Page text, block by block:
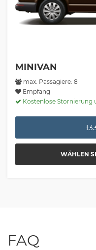
MINIVAN
max. Passagiere: 8
Empfang
Kostenlose Stornierung
WÄHLEN
FAQ